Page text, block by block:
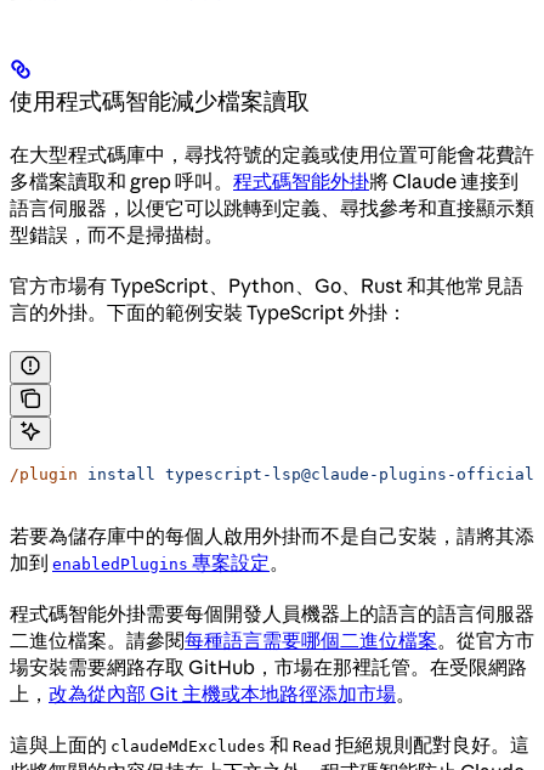
使用程式碼智能減少檔案讀取
在大型程式碼庫中，尋找符號的定義或使用位置可能會花費許
多檔案讀取和 grep 呼叫。 程式碼智能外掛將 Claude 連接到
語言伺服器，以便它可以跳轉到定義、尋找參考和直接顯示類
型錯誤，而不是掃描樹。
官方市場有 TypeScript、Python、Go、Rust 和其他常見語
言的外掛。下面的範例安裝 TypeScript 外掛：
/plugin install typescript-lsp@claude-plugins-official
若要為儲存庫中的每個人啟用外掛而不是自己安裝，請將其添
加到 enabledPlugins 專案設定。
程式碼智能外掛需要每個開發人員機器上的語言的語言伺服器
二進位檔案。請參閱每種語言需要哪個二進位檔案。從官方市
場安裝需要網路存取 GitHub，市場在那裡託管。在受限網路
上， 改為從內部 Git 主機或本地路徑添加市場。
這與上面的 claudeMdExcludes 和 Read 拒絕規則配對良好。這